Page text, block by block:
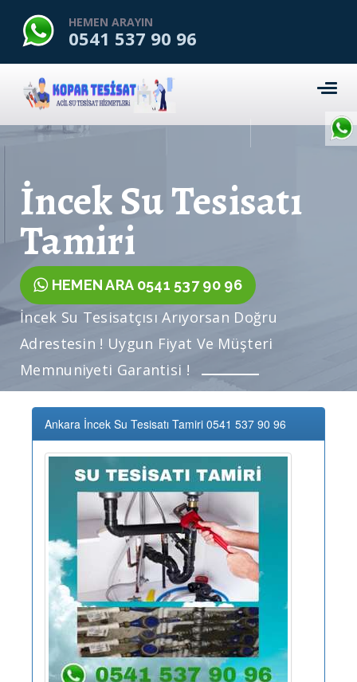
HEMEN ARAYIN
0541 537 90 96
İncek Su Tesisatı
Tamiri
HEMEN ARA 0541 537 90 96
İncek Su Tesisatçısı Arıyorsan Doğru
Adrestesin ! Uygun Fiyat Ve Müşteri
Memnuniyeti Garantisi !
Ankara İncek Su Tesisatı Tamiri 0541 537 90 96